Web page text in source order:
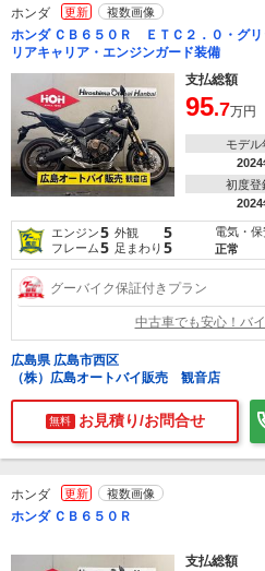
ホンダ 更新 複数画像
ホンダ ＣＢ６５０Ｒ ＥＴＣ２．０・グリ
リアキャリア・エンジンガード装備
支払総額
95.7万円
モデル
2024
初度登
2024
エンジン5 外観 5
フレーム5 足まわり 5
電気・
正常
グーバイク保証付きプラン
中古車でも安心！バ
広島県 広島市西区
（株）広島オートバイ販売 観音店
無料 お見積り/お問合せ
ホンダ 更新 複数画像
ホンダ ＣＢ６５０Ｒ
支払総額